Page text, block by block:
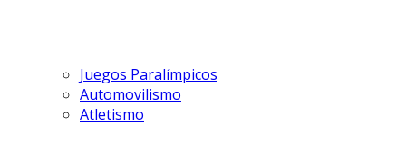
Juegos Paralímpicos
Automovilismo
Atletismo